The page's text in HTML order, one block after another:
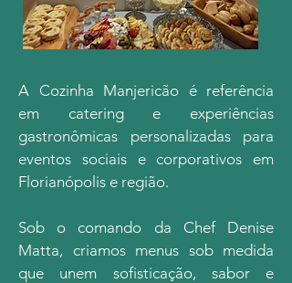
A Cozinha Manjericão é referência
em catering e experiências
gastronômicas personalizadas para
eventos sociais e corporativos em
Florianópolis e região.
Sob o comando da Chef Denise
Matta, criamos menus sob medida
que unem sofisticação, sabor e